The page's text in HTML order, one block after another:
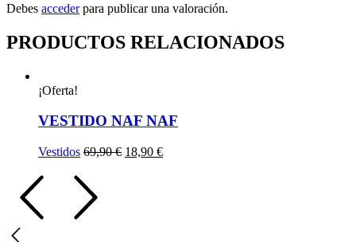
Debes accederpara publicar una valoración.
PRODUCTOS RELACIONADOS
¡Oferta!
VESTIDO NAF NAF
Vestidos 69,90€ El
18,90 €El